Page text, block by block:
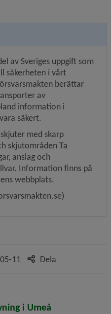
av Sveriges uppgift som
säkerheten i vårt
berättar
av
information i
säkert.
med skarp
skjutområden Ta
anslag och
Information finns på
webbplats.
till annan webbplats,
11 Dela
i Umeå